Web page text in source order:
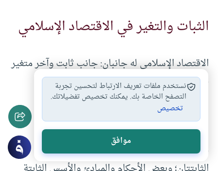
الثبات والتغير في الاقتصاد الإسلامي
الاقتصاد الإسلامي له جانبان: جانب ثابت وآخر متغير
هو عبارة عن نصوص قطعية من القرآن والسنة
نستخدم ملفات تعريف الارتباط لتحسين تجربة
التصفح الخاصة بك. يمكنك تخصيص تفضيلاتك.
تخصيص
موافق